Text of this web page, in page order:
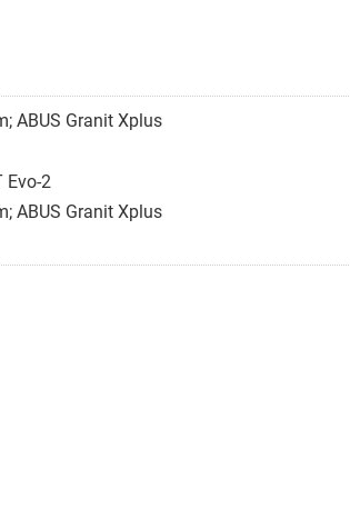
ABUS Granit Xplus
Evo-2
ABUS Granit Xplus